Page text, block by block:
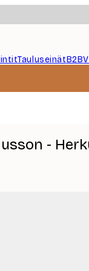
TauluseinätB2B
-